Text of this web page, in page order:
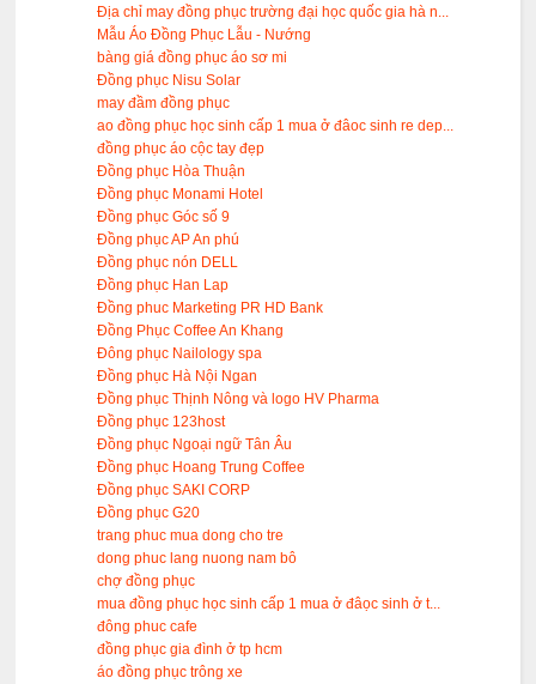
Địa chỉ may đồng phục trường đại học quốc gia hà n...
Mẫu Áo Đồng Phục Lẫu - Nướng
bàng giá đồng phục áo sơ mi
Đồng phục Nisu Solar
may đầm đồng phục
ao đồng phục học sinh cấp 1 mua ở đâoc sinh re dep...
đồng phục áo cộc tay đẹp
Đồng phục Hòa Thuận
Đồng phục Monami Hotel
Đồng phục Góc số 9
Đồng phục AP An phú
Đồng phục nón DELL
Đồng phục Han Lap
Đồng phuc Marketing PR HD Bank
Đồng Phục Coffee An Khang
Đông phục Nailology spa
Đồng phục Hà Nội Ngan
Đồng phục Thịnh Nông và logo HV Pharma
Đồng phục 123host
Đồng phục Ngoại ngữ Tân Âu
Đồng phục Hoang Trung Coffee
Đồng phục SAKI CORP
Đồng phục G20
trang phuc mua dong cho tre
dong phuc lang nuong nam bô
chợ đồng phục
mua đồng phục học sinh cấp 1 mua ở đâọc sinh ở t...
đông phuc cafe
đồng phục gia đình ở tp hcm
áo đồng phục trông xe